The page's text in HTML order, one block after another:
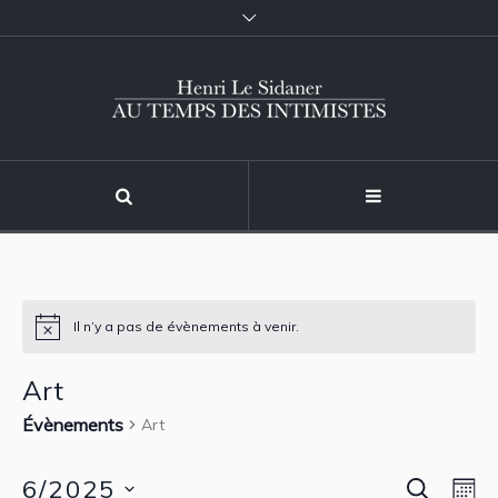
Il n’y a pas de évènements à venir.
Art
Évènements Art
6/2025